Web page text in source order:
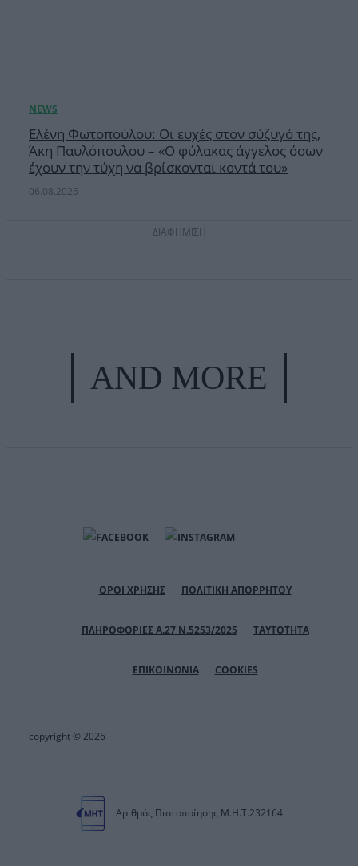
Ελένη Φωτοπούλου: Οι ευχές στον σύζυγό της,
Άκη Παυλόπουλου – «Ο φύλακας άγγελος όσων
έχουν την τύχη να βρίσκονται κοντά του»
06.08.2026
ΔΙΑΦΗΜΙΣΗ
AND MORE
ΟΡΟΙ ΧΡΗΣΗΣ ΠΟΛΙΤΙΚΗ ΑΠΟΡΡΗΤΟΥ
ΠΛΗΡΟΦΟΡΙΕΣ Α.27 Ν.5253/2025 ΤΑΥΤΟΤΗΤΑ
ΕΠΙΚΟΙΝΩΝΙΑ COOKIES
copyright © 2026
Αριθμός Πιστοποίησης Μ.Η.Τ.232164